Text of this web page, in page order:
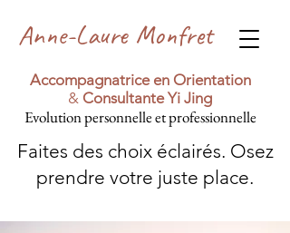
Anne-Laure Monfret
Accompagnatrice en Orientation
& Consultante Yi Jing
Evolution personnelle et professionnelle
Faites des choix éclairés. Osez
prendre votre juste place.